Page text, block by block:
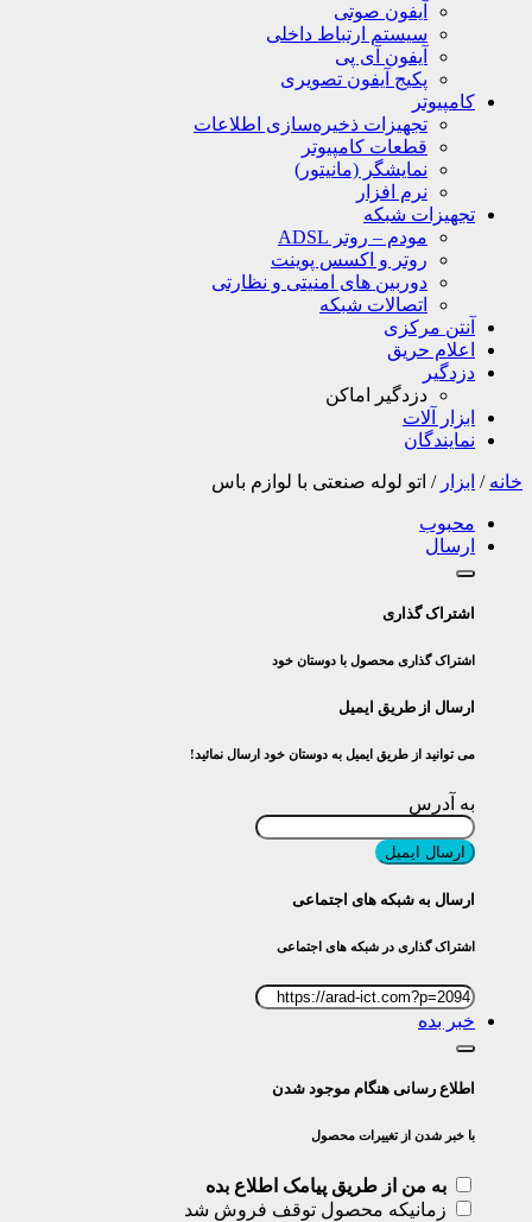
آیفون صوتی
سیستم ارتباط داخلی
آیفون آی پی
پکیج آیفون تصویری
کامپیوتر
تجهیزات ذخیره‌سازی اطلاعات
قطعات کامپیوتر
نمایشگر (مانیتور)
نرم افزار
تجهیزات شبکه
مودم – روتر ADSL
روتر و اکسس پوینت
دوربین های امنیتی و نظارتی
اتصالات شبکه
آنتن مرکزی
اعلام حریق
دزدگیر
دزدگیر اماکن
ابزار آلات
نمایندگان
خانه / ابزار / اتو لوله صنعتی با لوازم باس
محبوب
ارسال
اشتراک گذاری
اشتراک گذاری محصول با دوستان خود
ارسال از طریق ایمیل
می توانید از طریق ایمیل به دوستان خود ارسال نمائید!
به آدرس
ارسال ایمیل
ارسال به شبکه های اجتماعی
اشتراک گذاری در شبکه های اجتماعی
خبر بده
اطلاع رسانی هنگام موجود شدن
با خبر شدن از تغییرات محصول
به من از طریق پیامک اطلاع بده
زمانیکه محصول توقف فروش شد